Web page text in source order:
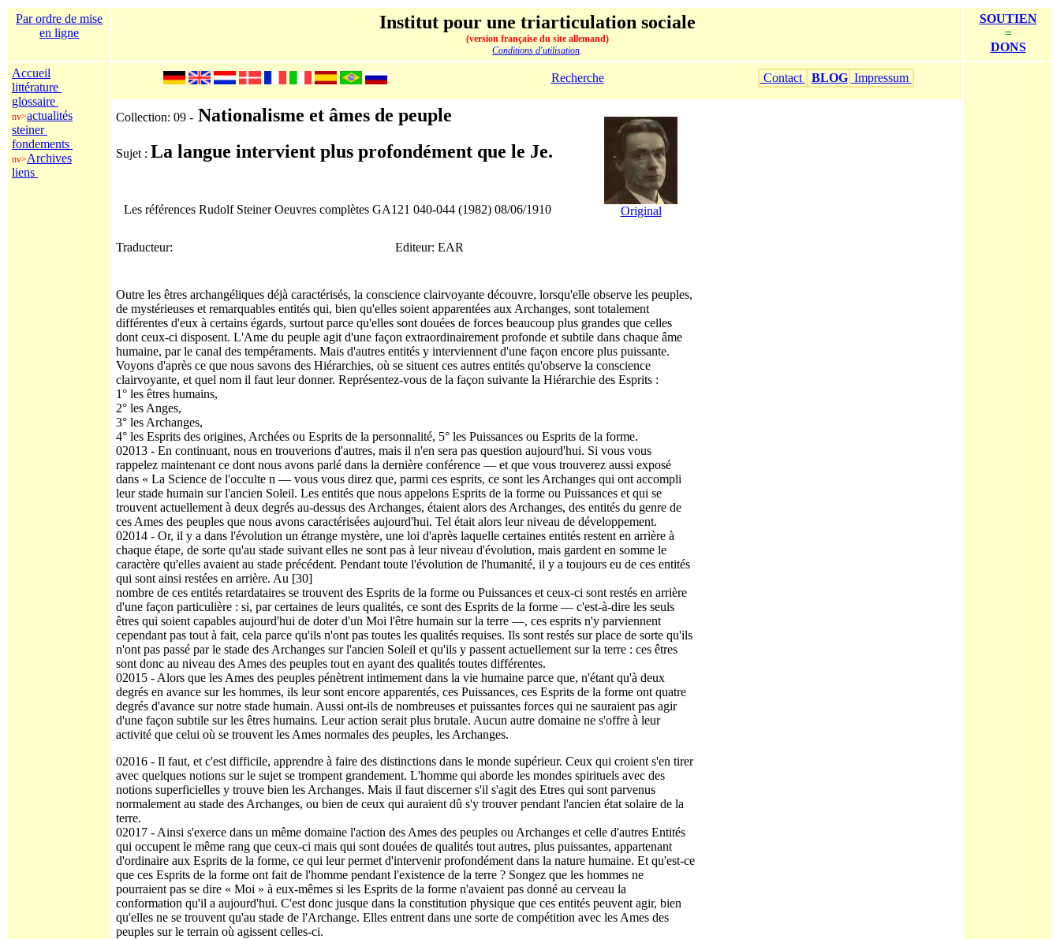
Par ordre de mise
en ligne
Institut pour une triarticulation sociale
(version française du site allemand)
Conditions d'utilisation.
SOUTIEN
=
DONS
Accueil
littérature
glossaire
nv>actualités
steiner
fondements
nv>Archives
liens
Recherche Contact BLOG Impressum
Collection: 09 - Nationalisme et âmes de peuple
Sujet : La langue intervient plus profondément que le Je.
Les références Rudolf Steiner Oeuvres complètes GA121 040-044 (1982) 08/06/1910 Original
Traducteur: Editeur: EAR
Outre les êtres archangéliques déjà caractérisés, la conscience clairvoyante découvre, lorsqu'elle observe les peuples,
de mystérieuses et remarquables entités qui, bien qu'elles soient apparentées aux Archanges, sont totalement
différentes d'eux à certains égards, surtout parce qu'elles sont douées de forces beaucoup plus grandes que celles
dont ceux-ci disposent. L'Ame du peuple agit d'une façon extraordinairement profonde et subtile dans chaque âme
humaine, par le canal des tempéraments. Mais d'autres entités y interviennent d'une façon encore plus puissante.
Voyons d'après ce que nous savons des Hiérarchies, où se situent ces autres entités qu'observe la conscience
clairvoyante, et quel nom il faut leur donner. Représentez-vous de la façon suivante la Hiérarchie des Esprits :
1° les êtres humains,
2° les Anges,
3° les Archanges,
4° les Esprits des origines, Archées ou Esprits de la personnalité, 5° les Puissances ou Esprits de la forme.
02013 - En continuant, nous en trouverions d'autres, mais il n'en sera pas question aujourd'hui. Si vous vous
rappelez maintenant ce dont nous avons parlé dans la dernière conférence — et que vous trouverez aussi exposé
dans « La Science de l'occulte n — vous vous direz que, parmi ces esprits, ce sont les Archanges qui ont accompli
leur stade humain sur l'ancien Soleil. Les entités que nous appelons Esprits de la forme ou Puissances et qui se
trouvent actuellement à deux degrés au-dessus des Archanges, étaient alors des Archanges, des entités du genre de
ces Ames des peuples que nous avons caractérisées aujourd'hui. Tel était alors leur niveau de développement.
02014 - Or, il y a dans l'évolution un étrange mystère, une loi d'après laquelle certaines entités restent en arrière à
chaque étape, de sorte qu'au stade suivant elles ne sont pas à leur niveau d'évolution, mais gardent en somme le
caractère qu'elles avaient au stade précédent. Pendant toute l'évolution de l'humanité, il y a toujours eu de ces entités
qui sont ainsi restées en arrière. Au [30]
nombre de ces entités retardataires se trouvent des Esprits de la forme ou Puissances et ceux-ci sont restés en arrière
d'une façon particulière : si, par certaines de leurs qualités, ce sont des Esprits de la forme — c'est-à-dire les seuls
êtres qui soient capables aujourd'hui de doter d'un Moi l'être humain sur la terre —, ces esprits n'y parviennent
cependant pas tout à fait, cela parce qu'ils n'ont pas toutes les qualités requises. Ils sont restés sur place de sorte qu'ils
n'ont pas passé par le stade des Archanges sur l'ancien Soleil et qu'ils y passent actuellement sur la terre : ces êtres
sont donc au niveau des Ames des peuples tout en ayant des qualités toutes différentes.
02015 - Alors que les Ames des peuples pénètrent intimement dans la vie humaine parce que, n'étant qu'à deux
degrés en avance sur les hommes, ils leur sont encore apparentés, ces Puissances, ces Esprits de la forme ont quatre
degrés d'avance sur notre stade humain. Aussi ont-ils de nombreuses et puissantes forces qui ne sauraient pas agir
d'une façon subtile sur les êtres humains. Leur action serait plus brutale. Aucun autre domaine ne s'offre à leur
activité que celui où se trouvent les Ames normales des peuples, les Archanges.
02016 - Il faut, et c'est difficile, apprendre à faire des distinctions dans le monde supérieur. Ceux qui croient s'en tirer
avec quelques notions sur le sujet se trompent grandement. L'homme qui aborde les mondes spirituels avec des
notions superficielles y trouve bien les Archanges. Mais il faut discerner s'il s'agit des Etres qui sont parvenus
normalement au stade des Archanges, ou bien de ceux qui auraient dû s'y trouver pendant l'ancien état solaire de la
terre.
02017 - Ainsi s'exerce dans un même domaine l'action des Ames des peuples ou Archanges et celle d'autres Entités
qui occupent le même rang que ceux-ci mais qui sont douées de qualités tout autres, plus puissantes, appartenant
d'ordinaire aux Esprits de la forme, ce qui leur permet d'intervenir profondément dans la nature humaine. Et qu'est-ce
que ces Esprits de la forme ont fait de l'homme pendant l'existence de la terre ? Songez que les hommes ne
pourraient pas se dire « Moi » à eux-mêmes si les Esprits de la forme n'avaient pas donné au cerveau la
conformation qu'il a aujourd'hui. C'est donc jusque dans la constitution physique que ces entités peuvent agir, bien
qu'elles ne se trouvent qu'au stade de l'Archange. Elles entrent dans une sorte de compétition avec les Ames des
peuples sur le terrain où agissent celles-ci.